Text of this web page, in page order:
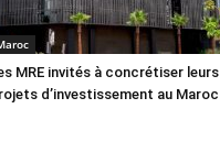
MRE invités à concrétiser leurs
d’investissement au Maroc